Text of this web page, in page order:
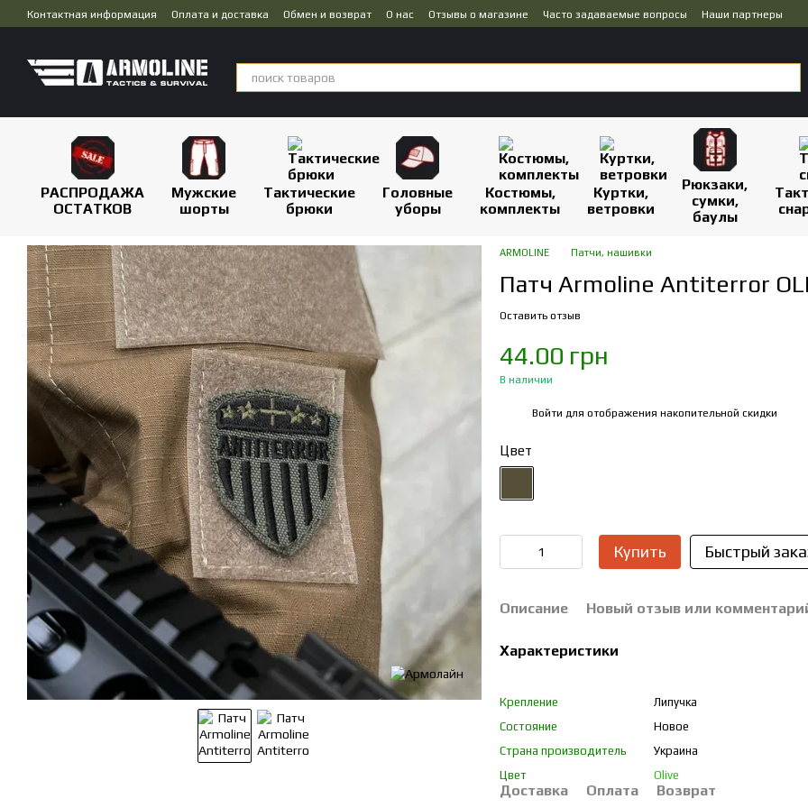
Перейти к основному контенту
Контактная информация Оплата и доставка Обмен и возврат О нас Отзывы о магазине Часто задаваемые вопросы
Наши партнеры
РАСПРОДАЖА
ОСТАТКОВ
Мужские
шорты
Тактические
брюки
Головные
уборы
Костюмы,
комплекты
Куртки,
ветровки
Рюкзаки,
сумки,
баулы
ARMOLINE Патчи, нашивки
Патч Armoline Antiterror
Оставить отзыв
44.00 грн
В наличии
Войти для отображения накопительной скидки
Цвет
Купить Быстрый
Описание Новый отзыв или
Характеристики
Крепление
Липучка
Состояние
Новое
Страна производитель
Украина
Цвет
Olive
Доставка Оплата Возврат